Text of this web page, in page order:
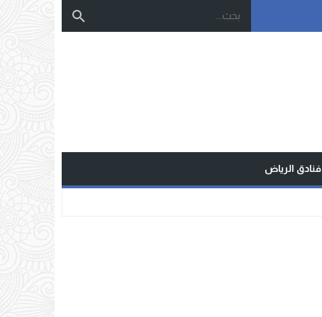
فنادق الرياض